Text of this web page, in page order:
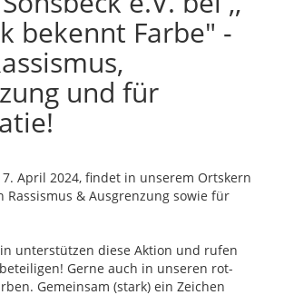
bekennt Farbe" -
und für
April 2024, findet in unserem Ortskern
Rassismus & Ausgrenzung sowie für
unterstützen diese Aktion und rufen
Gerne auch in unseren rot-
Gemeinsam (stark) ein Zeichen